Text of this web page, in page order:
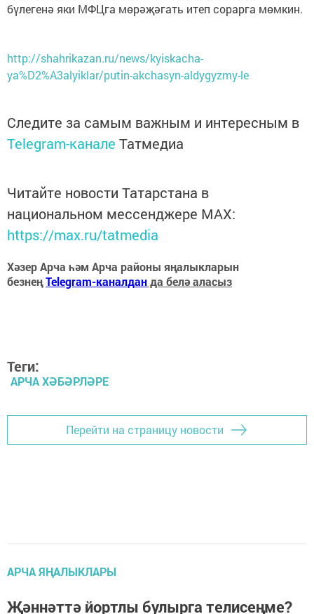
бүлегенә яки МФЦга мөрәҗәгать итеп сорарга мөмкин.
http://shahrikazan.ru/news/kyiskacha-
ya%D2%A3alyiklar/putin-akchasyn-aldygyzmy-le
Следите за самым важным и интересным в
Telegram-канале Татмедиа
Читайте новости Татарстана в
национальном мессенджере MАХ:
https://max.ru/tatmedia
Хәзер Арча һәм Арча районы яңалыкларын
безнеңTelegram-каналданда белә аласыз
Теги:
АРЧА ХӘБӘРЛӘРЕ
Перейти на страницу новости
АРЧА ЯҢАЛЫКЛАРЫ
Җәннәттә йортлы булырга телисеңме?